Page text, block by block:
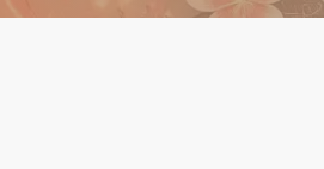
人生地圖